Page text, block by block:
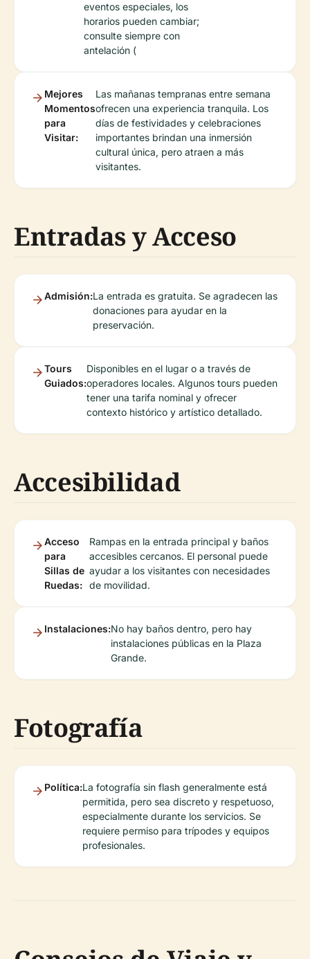
eventos especiales, los
horarios pueden cambiar;
consulte siempre con
antelación (
Mejores
Momentos
para
Visitar:
Las mañanas tempranas entre semana
ofrecen una experiencia tranquila. Los
días de festividades y celebraciones
importantes brindan una inmersión
cultural única, pero atraen a más
visitantes.
Entradas y Acceso
Admisión:La entrada es gratuita. Se agradecen las
donaciones para ayudar en la
preservación.
Tours
Guiados:
Disponibles en el lugar o a través de
operadores locales. Algunos tours pueden
tener una tarifa nominal y ofrecer
contexto histórico y artístico detallado.
Accesibilidad
Acceso
para
Sillas de
Ruedas:
Rampas en la entrada principal y baños
accesibles cercanos. El personal puede
ayudar a los visitantes con necesidades
de movilidad.
Instalaciones:No hay baños dentro, pero hay
instalaciones públicas en la Plaza
Grande.
Fotografía
Política:La fotografía sin flash generalmente está
permitida, pero sea discreto y respetuoso,
especialmente durante los servicios. Se
requiere permiso para trípodes y equipos
profesionales.